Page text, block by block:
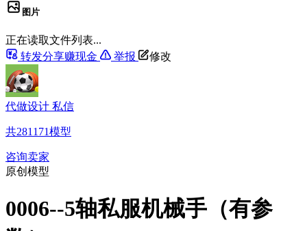
图片
正在读取文件列表...
转发分享赚现金
举报 修改
代做设计 私信
共281171模型
咨询卖家
原创模型
0006--5轴私服机械手（有参